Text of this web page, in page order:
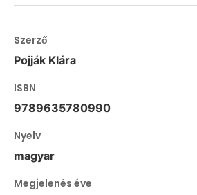
Szerző
Pojják Klára
ISBN
9789635780990
Nyelv
magyar
Megjelenés éve